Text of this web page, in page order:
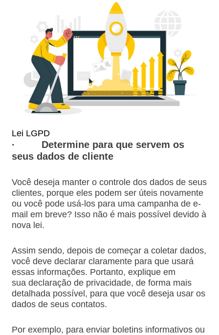
Lei LGPD
· Determine para que servem os
seus dados de cliente
Você deseja manter o controle dos dados de seus
clientes, porque eles podem ser úteis novamente
ou você pode usá-los para uma campanha de e-
mail em breve? Isso não é mais possível devido à
nova lei.
Assim sendo, depois de começar a coletar dados,
você deve declarar claramente para que usará
essas informações. Portanto, explique em
sua declaração de privacidade, de forma mais
detalhada possível, para que você deseja usar os
dados de seus contatos.
Por exemplo, para enviar boletins informativos ou